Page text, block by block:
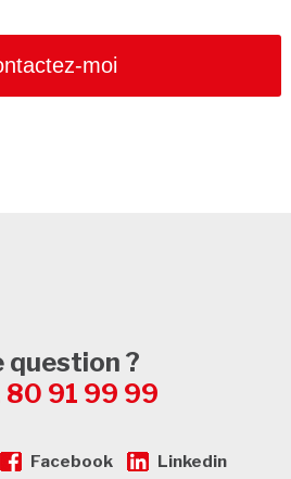
moi
question ?
80 91 99 99
Facebook Linkedin